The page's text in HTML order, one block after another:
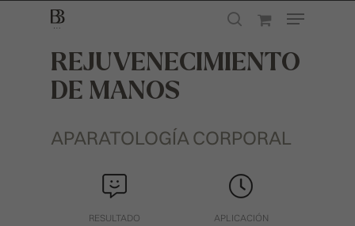
Presione enter para buscar o ESC para
REJUVENECIMIENTO
DE MANOS
APARATOLOGÍA CORPORAL
RESULTADO APLICACIÓN